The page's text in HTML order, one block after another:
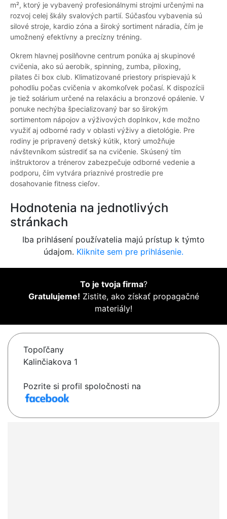
m², ktorý je vybavený profesionálnymi strojmi určenými na
rozvoj celej škály svalových partií. Súčasťou vybavenia sú
silové stroje, kardio zóna a široký sortiment náradia, čím je
umožnený efektívny a precízny tréning.
Okrem hlavnej posilňovne centrum ponúka aj skupinové
cvičenia, ako sú aerobik, spinning, zumba, piloxing,
pilates či box club. Klimatizované priestory prispievajú k
pohodliu počas cvičenia v akomkoľvek počasí. K dispozícii
je tiež solárium určené na relaxáciu a bronzové opálenie. V
ponuke nechýba špecializovaný bar so širokým
sortimentom nápojov a výživových doplnkov, kde možno
využiť aj odborné rady v oblasti výživy a dietológie. Pre
rodiny je pripravený detský kútik, ktorý umožňuje
návštevníkom sústrediť sa na cvičenie. Skúsený tím
inštruktorov a trénerov zabezpečuje odborné vedenie a
podporu, čím vytvára priaznivé prostredie pre
dosahovanie fitness cieľov.
Hodnotenia na jednotlivých
stránkach
Iba prihlásení používatelia majú prístup k týmto
údajom. Kliknite sem pre prihlásenie.
To je tvoja firma?
Gratulujeme! Zistite, ako získať propagačné
materiály!
Topoľčany
Kalinčiakova 1
Pozrite si profil spoločnosti na